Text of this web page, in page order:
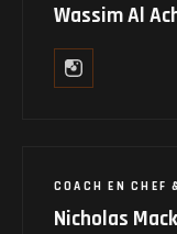
Wassim Al
COACH EN CHEF
Nicholas